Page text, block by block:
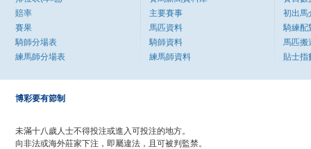
賠率
賽果
騎師分場表
練馬師分場表
主要賽事
馬匹資料
騎師資料
練馬師資料
初出馬
騎練配
馬匹搬
貼士指
博彩要有節制
未滿十八歲人士不得投注或進入可投注的地方。
向非法或海外莊家下注，即屬違法，且可被判監禁。